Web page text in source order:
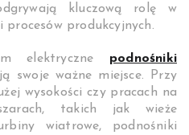
kluczową rolę w
procesów produkcyjnych.
elektryczne podnośniki
swoje ważne miejsce. Przy
wysokości czy pracach na
takich jak wieże
wiatrowe, podnośniki